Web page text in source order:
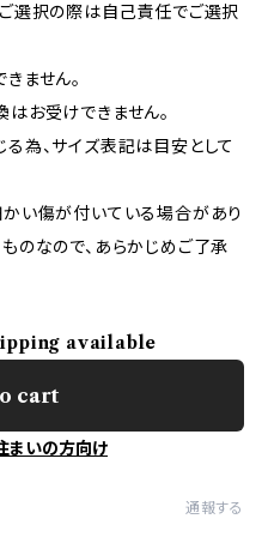
選択の際は自己責任でご選択
ません。
お受けできません。
為、サイズ表記は目安として
い傷が付いている場合があり
のなので、あらかじめご了承
available
cart
まいの方向け
通報する